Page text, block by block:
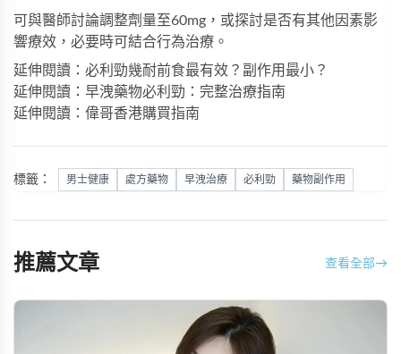
可與醫師討論調整劑量至60mg，或探討是否有其他因素影
響療效，必要時可結合行為治療。
延伸閱讀：必利勁幾耐前食最有效？副作用最小？
延伸閱讀：早洩藥物必利勁：完整治療指南
延伸閱讀：偉哥香港購買指南
標籤： 男士健康 處方藥物 早洩治療 必利勁 藥物副作用
推薦文章 查看全部→